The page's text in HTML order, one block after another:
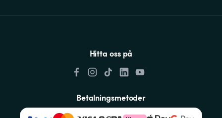
Hitta oss på
Betalningsmetoder